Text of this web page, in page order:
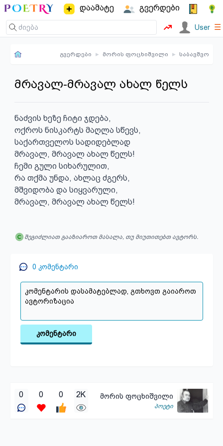
დაამატე გვერდები
User ☰
გვერდები ▸ მორის ფოცხიშვილი ▸ საბავშვო
მრავალ-მრავალ ახალ წელს
ნაძვის ხეზე ჩიტი ჯდება,
ოქროს ნისკარტს მაღლა სწევს,
საქართველოს სადიდებლად
მრავალ, მრავალ ახალ წელს!
ჩემი გული სიხარულით,
რა თქმა უნდა, ახლაც ძგერს,
მშვიდობა და სიყვარული,
მრავალ, მრავალ ახალ წელს!
შეგიძლიათ გააზიაროთ მასალა, თუ მიუთითებთ ავტორს.
0 კომენტარი
კომენტარი
0 0 0 2K მორის ფოცხიშვილი
პოეტი